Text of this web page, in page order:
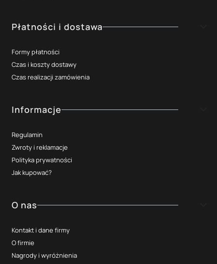
Płatności i dostawa
Formy płatności
Czas i koszty dostawy
Czas realizacji zamówienia
Informacje
Regulamin
Zwroty i reklamacje
Polityka prywatności
Jak kupować?
O nas
Kontakt i dane firmy
O firmie
Nagrody i wyróżnienia